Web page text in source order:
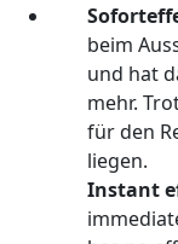
beim
und hat
mehr.
für den
liegen.
Instant